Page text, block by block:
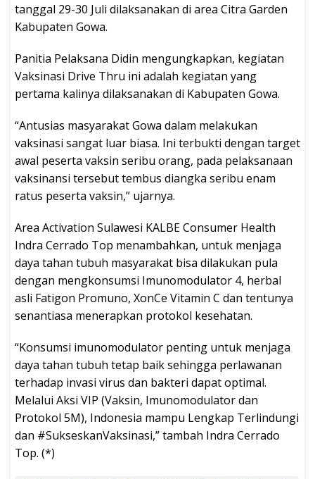
tanggal 29-30 Juli dilaksanakan di area Citra Garden
Kabupaten Gowa.
Panitia Pelaksana Didin mengungkapkan, kegiatan
Vaksinasi Drive Thru ini adalah kegiatan yang
pertama kalinya dilaksanakan di Kabupaten Gowa.
“Antusias masyarakat Gowa dalam melakukan
vaksinasi sangat luar biasa. Ini terbukti dengan target
awal peserta vaksin seribu orang, pada pelaksanaan
vaksinansi tersebut tembus diangka seribu enam
ratus peserta vaksin,” ujarnya.
Area Activation Sulawesi KALBE Consumer Health
Indra Cerrado Top menambahkan, untuk menjaga
daya tahan tubuh masyarakat bisa dilakukan pula
dengan mengkonsumsi Imunomodulator 4, herbal
asli Fatigon Promuno, XonCe Vitamin C dan tentunya
senantiasa menerapkan protokol kesehatan.
“Konsumsi imunomodulator penting untuk menjaga
daya tahan tubuh tetap baik sehingga perlawanan
terhadap invasi virus dan bakteri dapat optimal.
Melalui Aksi VIP (Vaksin, Imunomodulator dan
Protokol 5M), Indonesia mampu Lengkap Terlindungi
dan #SukseskanVaksinasi,” tambah Indra Cerrado
Top. (*)